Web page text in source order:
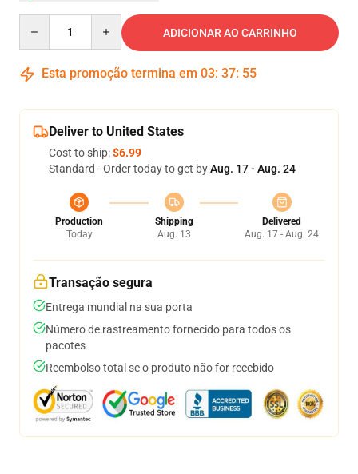
ADICIONAR AO CARRINHO
Esta promoção termina em 03: 37: 54
Deliver to United States
Cost to ship:$6.99
Standard - Order today to get byAug. 17 - Aug. 24
Production
Today
Shipping
Aug. 13
Delivered
Aug. 17 - Aug. 24
Transação segura
Entrega mundial na sua porta
Número de rastreamento fornecido para todos os
pacotes
Reembolso total se o produto não for recebido